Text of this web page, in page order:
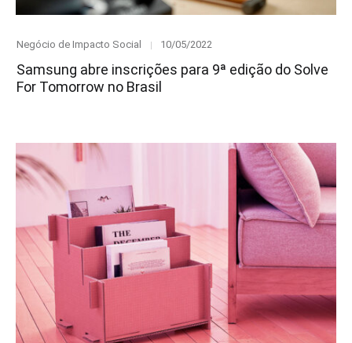
Category
Negócio de Impacto Social
Posted
10/05/2022
Samsung abre inscrições para 9ª edição do Solve
For Tomorrow no Brasil